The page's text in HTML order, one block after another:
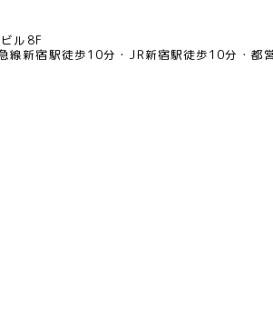
ル8F
線新宿駅徒歩10分 JR新宿駅徒歩10分
都